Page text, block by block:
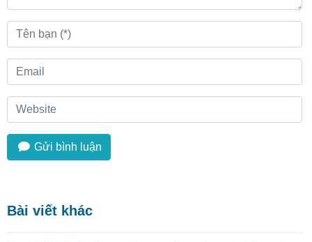
Gửi bình luận
Bài viết khác